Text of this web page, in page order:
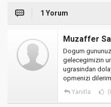
1 Yorum
Muzaffer
Dogum
gelecegimizin
ugrasindan
opmenizi dilerim.
Yanıtla